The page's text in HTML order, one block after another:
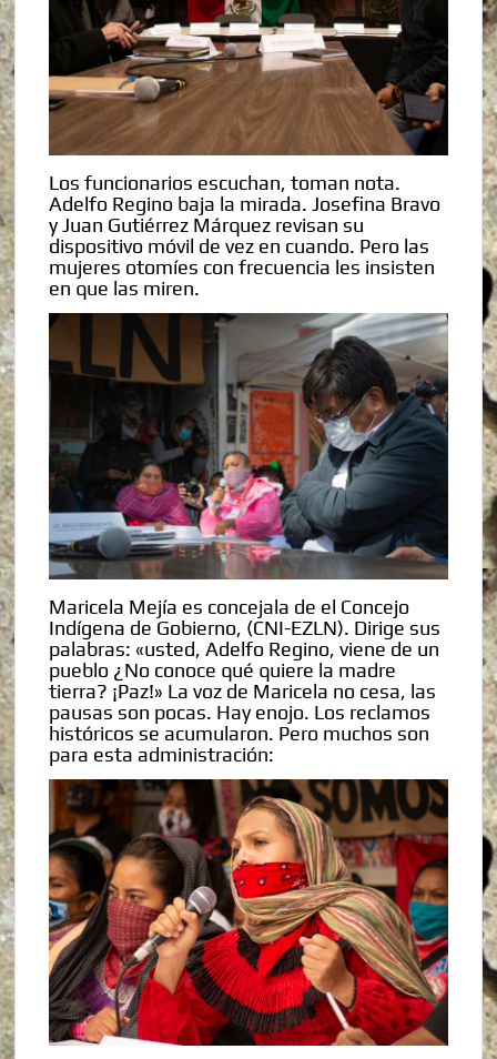
Los funcionarios escuchan, toman nota.
Adelfo Regino baja la mirada. Josefina Bravo
y Juan Gutiérrez Márquez revisan su
dispositivo móvil de vez en cuando. Pero las
mujeres otomíes con frecuencia les insisten
en que las miren.
Maricela Mejía es concejala de el Concejo
Indígena de Gobierno, (CNI-EZLN). Dirige sus
palabras: «usted, Adelfo Regino, viene de un
pueblo ¿No conoce qué quiere la madre
tierra? ¡Paz!» La voz de Maricela no cesa, las
pausas son pocas. Hay enojo. Los reclamos
históricos se acumularon. Pero muchos son
para esta administración: